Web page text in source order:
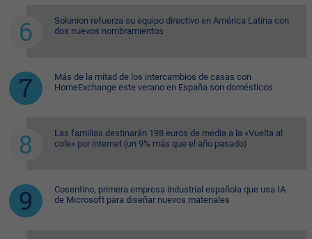
Solunion refuerza su equipo directivo en América Latina con
dos nuevos nombramientos
Más de la mitad de los intercambios de casas con
HomeExchange este verano en España son domésticos
Las familias destinarán 198 euros de media a la «Vuelta al
cole» por internet (un 9% más que el año pasado)
Cosentino, primera empresa industrial española que usa IA
de Microsoft para diseñar nuevos materiales